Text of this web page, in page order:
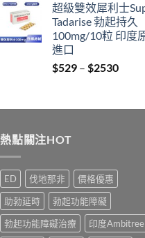
$829
超級雙效犀利士
Tadarise 勃起持久
100mg/10粒 印度
進口
$529 – $2530Price
熱點關注HOT
ED 伐地那非
價格優惠
助勃延時
勃起功能障礙
勃起功能障礙治療
印度Ambitree